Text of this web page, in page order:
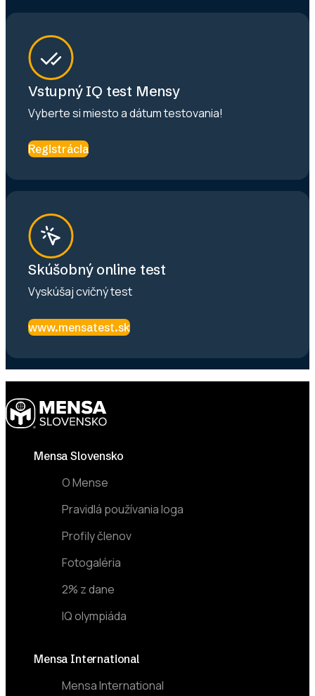
Vstupný IQ test Mensy
Vyberte si miesto a dátum testovania!
Registrácia
Skúšobný online test
Vyskúšaj cvičný test
www.mensatest.sk
FooterMensa Slovensko
O Mense
Pravidlá používania loga
Profily členov
Fotogaléria
2% z dane
IQ olympiáda
Mensa International
Mensa International